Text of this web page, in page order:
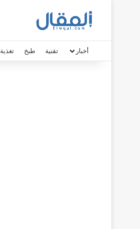
أخبار تقنية طبخ تغذية